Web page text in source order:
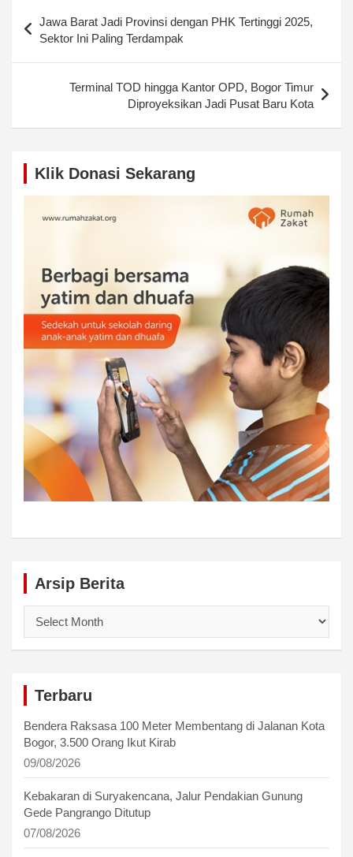
navigation
Jawa Barat Jadi Provinsi dengan PHK Tertinggi 2025,
Sektor Ini Paling Terdampak
Terminal TOD hingga Kantor OPD, Bogor Timur
Diproyeksikan Jadi Pusat Baru Kota
Klik Donasi Sekarang
Arsip Berita
Berita
Terbaru
Bendera Raksasa 100 Meter Membentang di Jalanan Kota
Bogor, 3.500 Orang Ikut Kirab
09/08/2026
Kebakaran di Suryakencana, Jalur Pendakian Gunung
Gede Pangrango Ditutup
07/08/2026